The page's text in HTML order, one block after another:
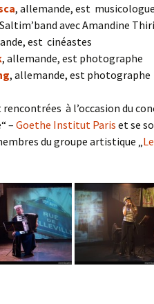
, allemande, est
avec Amandine
est cinéastes
, allemande, est photographe
, allemande, est photographe
à l’occasion du
– Goethe Institut Paris et se
du groupe artistique „